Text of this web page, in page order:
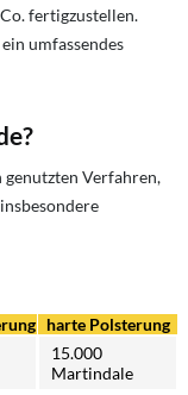
fertigzustellen.
umfassendes
Verfahren,
harte Polsterung
15.000
Martindale